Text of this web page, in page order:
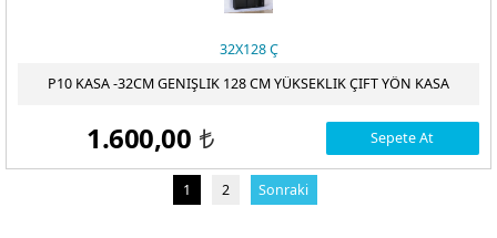
32X128 Ç
P10 KASA -32CM GENIŞLIK 128 CM YÜKSEKLIK ÇIFT YÖN KASA
1.600,00 t Sepete At
1 2 Sonraki